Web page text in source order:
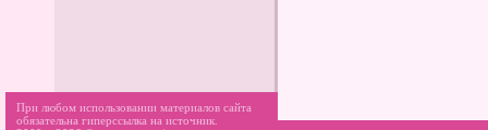
При любом использовании материалов сайта
обязательна гиперссылка на источник.